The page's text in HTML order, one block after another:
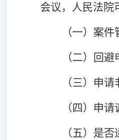
会议，人民法院
（一）案件
（二）回避
（三）申请
（四）申请
（五）是否